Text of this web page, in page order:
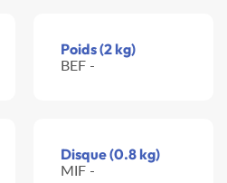
Poids (2 kg)
BEF -
Disque (0.8 kg)
MIF -